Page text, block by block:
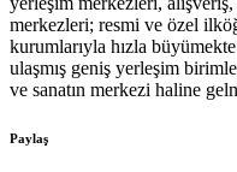
merkezleri; resmi ve özel
kurumlarıyla hızla
ulaşmış geniş yerleşim
ve sanatın merkezi haline
Paylaş